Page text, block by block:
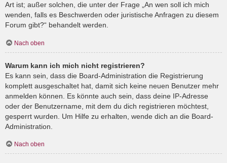
Art ist; außer solchen, die unter der Frage „An wen soll ich mich
wenden, falls es Beschwerden oder juristische Anfragen zu diesem
Forum gibt?“ behandelt werden.
Nach oben
Warum kann ich mich nicht registrieren?
Es kann sein, dass die Board-Administration die Registrierung
komplett ausgeschaltet hat, damit sich keine neuen Benutzer mehr
anmelden können. Es könnte auch sein, dass deine IP-Adresse
oder der Benutzername, mit dem du dich registrieren möchtest,
gesperrt wurden. Um Hilfe zu erhalten, wende dich an die Board-
Administration.
Nach oben